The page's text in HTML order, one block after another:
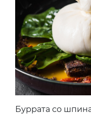
Буррата со